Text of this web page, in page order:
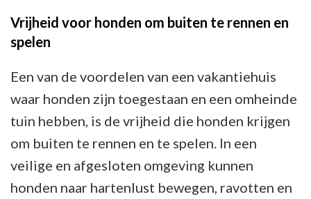
Vrijheid voor honden om buiten te rennen en
spelen
Een van de voordelen van een vakantiehuis
waar honden zijn toegestaan en een omheinde
tuin hebben, is de vrijheid die honden krijgen
om buiten te rennen en te spelen. In een
veilige en afgesloten omgeving kunnen
honden naar hartenlust bewegen, ravotten en